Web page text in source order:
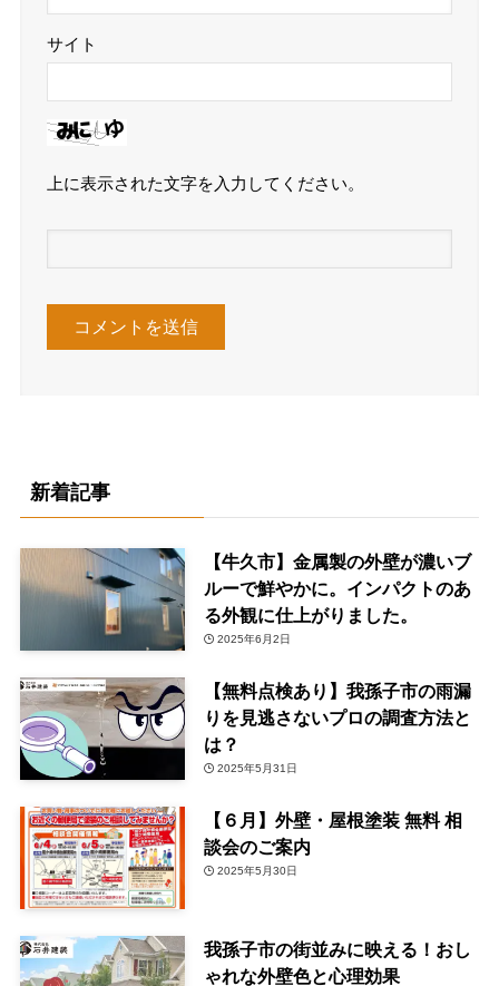
サイト
上に表示された文字を入力してください。
新着記事
【牛久市】金属製の外壁が濃いブ
ルーで鮮やかに。インパクトのあ
る外観に仕上がりました。
2025年6月2日
【無料点検あり】我孫子市の雨漏
りを見逃さないプロの調査方法と
は？
2025年5月31日
【６月】外壁・屋根塗装 無料 相
談会のご案内
2025年5月30日
我孫子市の街並みに映える！おし
ゃれな外壁色と心理効果